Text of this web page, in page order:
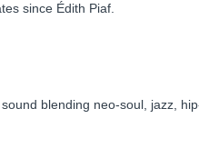
since Édith Piaf.
blending neo-soul, jazz,